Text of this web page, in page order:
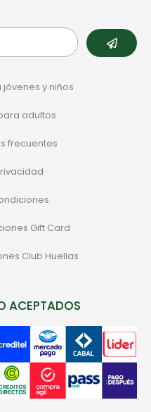
y niños
adultos
frecuentes
Gift Card
Club Huellas
ACEPTADOS